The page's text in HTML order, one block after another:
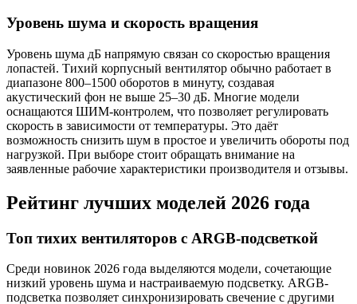
Уровень шума и скорость вращения
Уровень шума дБ напрямую связан со скоростью вращения
лопастей. Тихий корпусный вентилятор обычно работает в
диапазоне 800–1500 оборотов в минуту, создавая
акустический фон не выше 25–30 дБ. Многие модели
оснащаются ШИМ-контролем, что позволяет регулировать
скорость в зависимости от температуры. Это даёт
возможность снизить шум в простое и увеличить обороты под
нагрузкой. При выборе стоит обращать внимание на
заявленные рабочие характеристики производителя и отзывы.
Рейтинг лучших моделей 2026 года
Топ тихих вентиляторов с ARGB-подсветкой
Среди новинок 2026 года выделяются модели, сочетающие
низкий уровень шума и настраиваемую подсветку. ARGB-
подсветка позволяет синхронизировать свечение с другими